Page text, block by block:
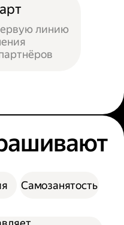
линию
Самозанятость